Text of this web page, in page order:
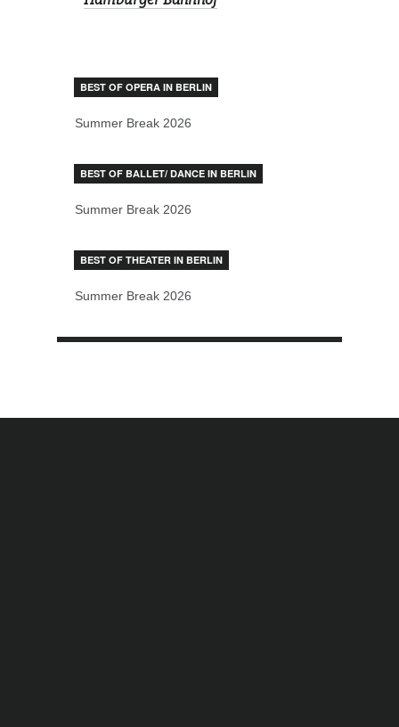
BEST OF OPERA IN BERLIN
Summer Break 2026
BEST OF BALLET/ DANCE IN BERLIN
Summer Break 2026
BEST OF THEATER IN BERLIN
Summer Break 2026